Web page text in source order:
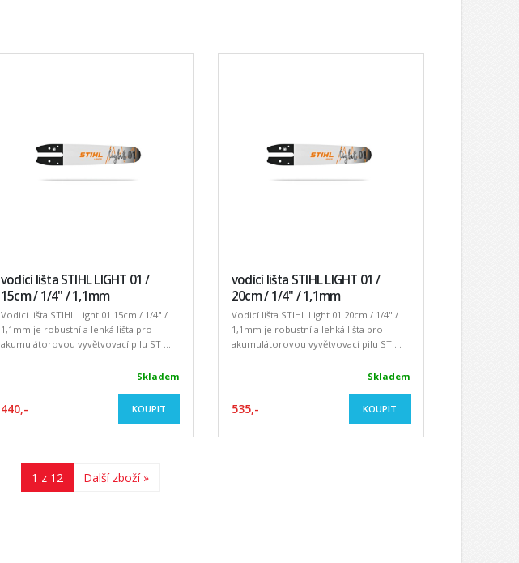
vodící lišta STIHL LIGHT 01 /
15cm / 1/4" / 1,1mm
Vodicí lišta STIHL Light 01 15cm / 1/4" /
1,1mm je robustní a lehká lišta pro
akumulátorovou vyvětvovací pilu ST ...
Skladem
440,- KOUPIT
vodící lišta STIHL LIGHT 01 /
20cm / 1/4" / 1,1mm
Vodicí lišta STIHL Light 01 20cm / 1/4" /
1,1mm je robustní a lehká lišta pro
akumulátorovou vyvětvovací pilu ST ...
Skladem
535,- KOUPIT
1 z 12 Další zboží »